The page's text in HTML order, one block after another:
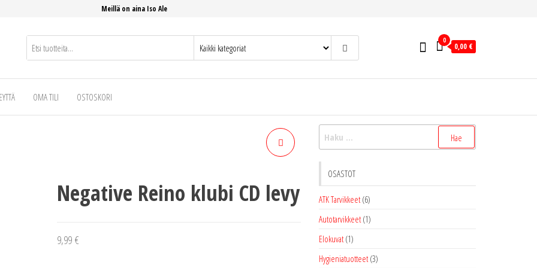
Meillä on aina Iso Ale
0
0,00 €
OMA TILI OSTOSKORI
PETRI NYGÅRD 29 SYNTIÄ-
Negative Reino klubi CD levy
9,99 €
Haku:
OSASTOT
ATK Tarvikkeet (6)
Autotarvikkeet (1)
Elokuvat (1)
Hygieniatuotteet (3)